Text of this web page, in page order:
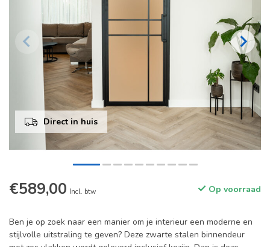
Direct in huis
€589,00 Incl. btw Op voorraad
Ben je op zoek naar een manier om je interieur een moderne en
stijlvolle uitstraling te geven? Deze zwarte stalen binnendeur